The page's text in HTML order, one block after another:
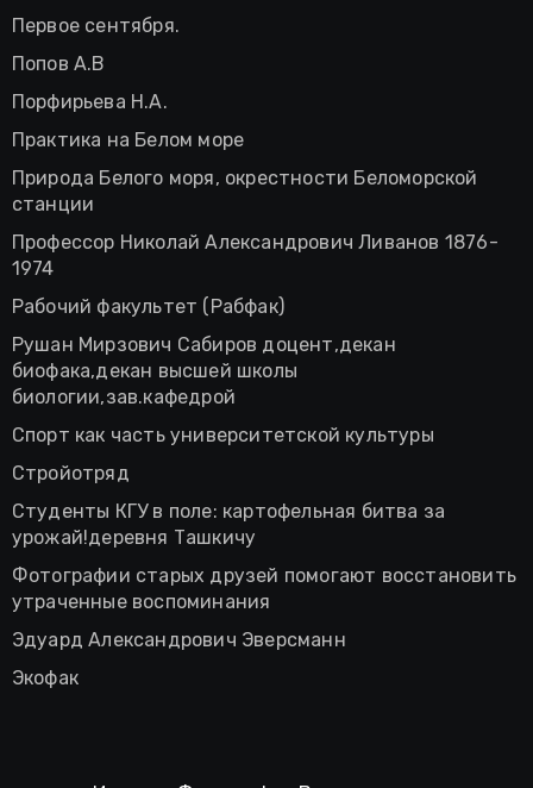
Первое сентября.
Попов А.В
Порфирьева Н.А.
Практика на Белом море
Природа Белого моря, окрестности Беломорской
станции
Профессор Николай Александрович Ливанов 1876-
1974
Рабочий факультет (Рабфак)
Рушан Мирзович Сабиров доцент,декан
биофака,декан высшей школы
биологии,зав.кафедрой
Спорт как часть университетской культуры
Стройотряд
Студенты КГУ в поле: картофельная битва за
урожай!деревня Ташкичу
Фотографии старых друзей помогают восстановить
утраченные воспоминания
Эдуард Александрович Эверсманн
Экофак